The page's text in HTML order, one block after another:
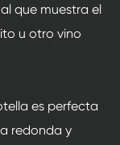
que muestra el
u otro vino
es perfecta
redonda y